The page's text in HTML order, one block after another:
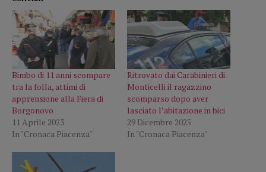
Bimbo di 11 anni scompare
tra la folla, attimi di
apprensione alla Fiera di
Borgonovo
11 Aprile 2023
In "Cronaca Piacenza"
Ritrovato dai Carabinieri di
Monticelli il ragazzino
scomparso dopo aver
lasciato l’abitazione in bici
29 Dicembre 2025
In "Cronaca Piacenza"